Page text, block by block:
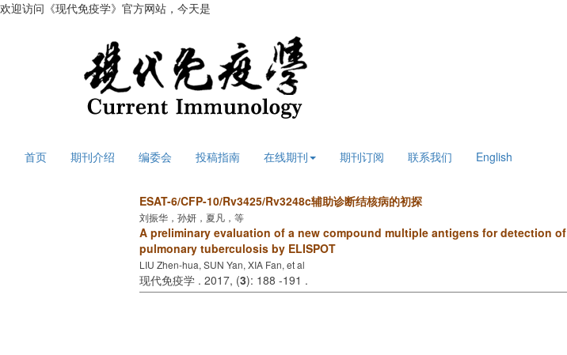
欢迎访问《现代免疫学》官方网站，今天是
首页 期刊介绍 编委会 投稿指南 在线期刊 期刊订阅 联系我们 English
ESAT-6/CFP-10/Rv3425/Rv3248c辅助诊断结核病的初探
刘振华，孙妍，夏凡，等
A preliminary evaluation of a new compound multiple antigens for detection of
pulmonary tuberculosis by ELISPOT
LIU Zhen-hua, SUN Yan, XIA Fan, et al
现代免疫学 . 2017, (3): 188 -191 .